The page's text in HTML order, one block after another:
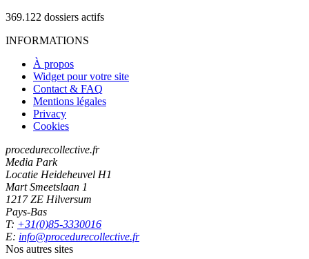
369.122 dossiers actifs
INFORMATIONS
À propos
Widget pour votre site
Contact & FAQ
Mentions légales
Privacy
Cookies
procedurecollective.fr
Media Park
Locatie Heideheuvel H1
Mart Smeetslaan 1
1217 ZE Hilversum
Pays-Bas
T: +31(0)85-3330016
E: info@procedurecollective.fr
Nos autres sites